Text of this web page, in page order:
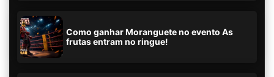
Como ganhar Moranguete no evento As
frutas entram no ringue!